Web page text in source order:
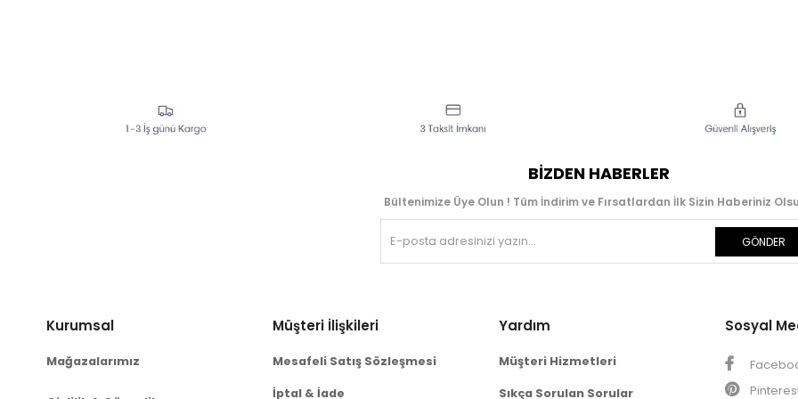
BIZDEN HABERLER
Bültenimize Üye Olun ! Tüm İndirim ve Fırsatlardan İlk Sizin Haberiniz
GÖNDER
Kurumsal
Mağazalarımız
Müşteri İlişkileri
Mesafeli Satış Sözleşmesi
İptal & İade
Yardım
Müşteri Hizmetleri
Sıkça Sorulan Sorular
Sosyal